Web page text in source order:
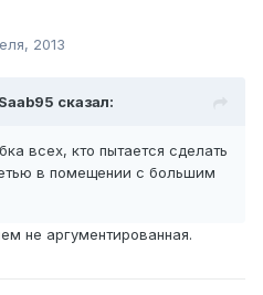
2013
сказал:
всех, кто пытается сделать
в помещении с большим
не аргументированная.